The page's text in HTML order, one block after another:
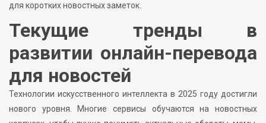
для коротких новостных заметок.
Текущие тренды в
развитии онлайн-перевода
для новостей
Технологии искусственного интеллекта в 2025 году достигли
нового уровня. Многие сервисы обучаются на новостных